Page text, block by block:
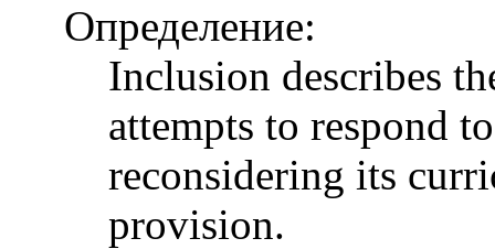
Определение:
Inclusion describes
attempts to respond
reconsidering its
provision.